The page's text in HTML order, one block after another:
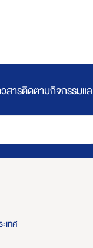
สารติดตามกิจกรรมแล
เทศ